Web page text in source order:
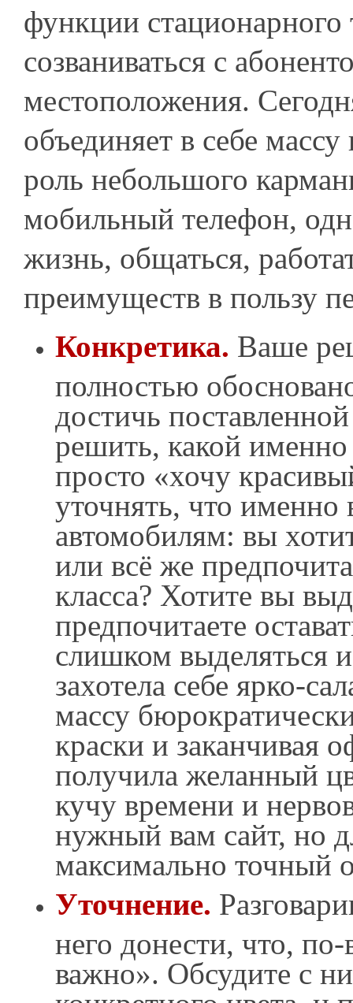
функции
созваниваться с
местоположения.
объединяет в себе
роль небольшого
мобильный телефон,
жизнь, общаться,
преимуществ в пользу
Конкретика. Ваше
полностью
достичь
решить, какой именно
просто «хочу
уточнять, что
автомобилям: вы
или всё же
класса? Хотите вы
предпочитаете
слишком выделяться
захотела себе ярко-
массу
краски и заканчивая
получила желанный
кучу времени и
нужный вам сайт, но
максимально точный
Уточнение.
него донести, что,
важно». Обсудите с